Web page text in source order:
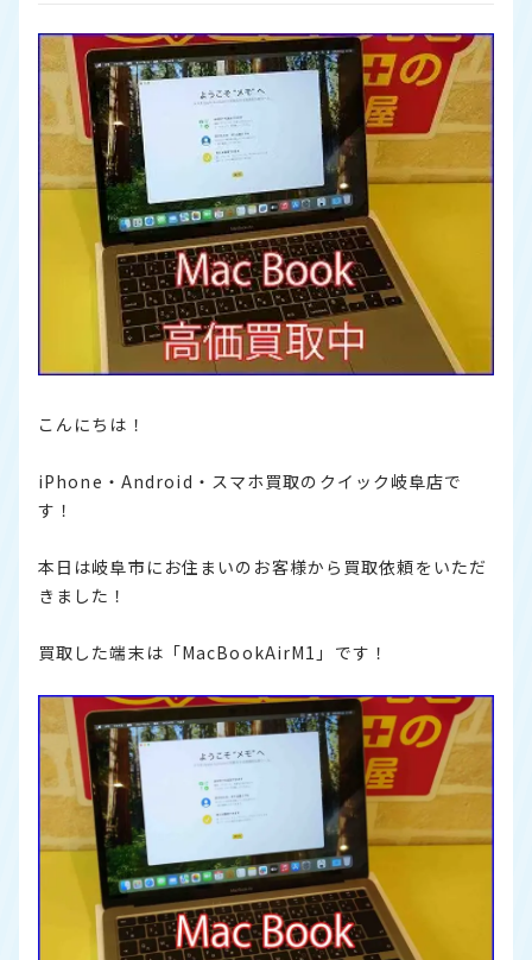
こんにちは！
iPhone・Android・スマホ買取のクイック岐阜店で
す！
本日は岐阜市にお住まいのお客様から買取依頼をいただ
きました！
買取した端末は「MacBookAirM1」です！